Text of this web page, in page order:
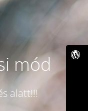
mód
alatt!!!